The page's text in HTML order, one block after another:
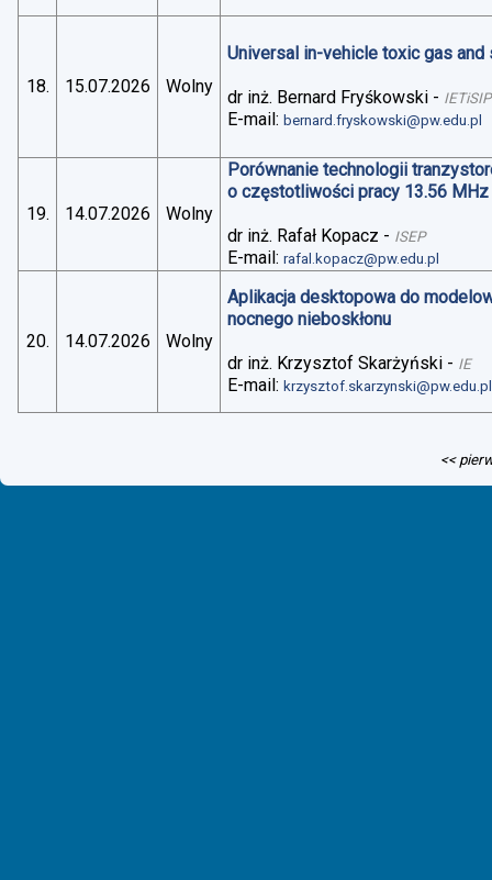
18. 15.07.2026 Wolny
Universal in-vehicle toxic gas
dr inż. Bernard Fryśkowski - IETiSIP
E-mail:bernard.fryskowski@pw.edu.pl
19. 14.07.2026 Wolny
Porównanie technologii
o częstotliwości pracy 13.56 MHz
dr inż. Rafał Kopacz - ISEP
E-mail:rafal.kopacz@pw.edu.pl
20. 14.07.2026 Wolny
Aplikacja desktopowa do
nocnego nieboskłonu
dr inż. Krzysztof Skarżyński - IE
E-mail:krzysztof.skarzynski@pw.edu.pl
<<